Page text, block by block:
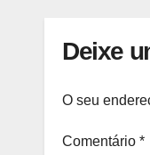
Deixe
O seu
Comentário *